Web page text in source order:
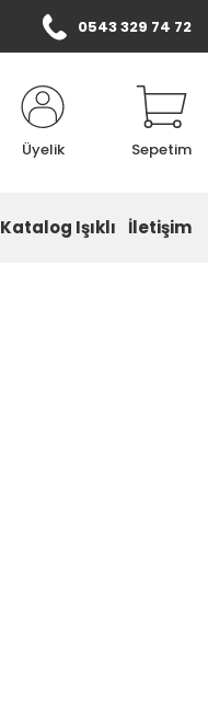
0543 329 74 72
Üyelik Sepetim
Katalog Işıklı İletişim